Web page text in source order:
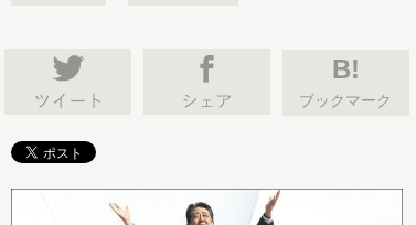
B!
ブックマーク